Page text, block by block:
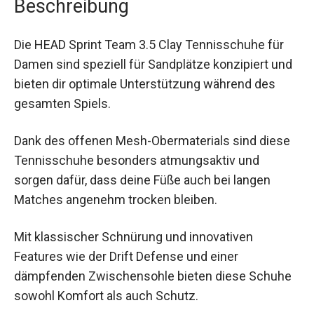
Beschreibung
Die HEAD Sprint Team 3.5 Clay Tennisschuhe für
Damen sind speziell für Sandplätze konzipiert
und bieten dir optimale Unterstützung während
des gesamten Spiels.
Dank des offenen Mesh-Obermaterials sind
diese Tennisschuhe besonders atmungsaktiv
und sorgen dafür, dass deine Füße auch bei
langen Matches angenehm trocken bleiben.
Mit klassischer Schnürung und innovativen
Features wie der Drift Defense und einer
dämpfenden Zwischensohle bieten diese
Schuhe sowohl Komfort als auch Schutz.